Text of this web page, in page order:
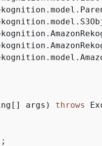
args) throws
;